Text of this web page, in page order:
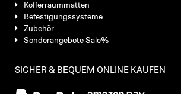
Kofferraummatten
Befestigungssysteme
Zubehör
Sonderangebote Sale%
SICHER & BEQUEM ONLINE KAUFEN